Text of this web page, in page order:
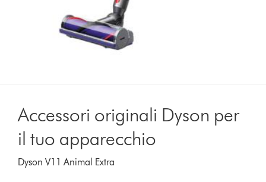
Accessori originali Dyson per
il tuo apparecchio
Dyson V11 Animal Extra